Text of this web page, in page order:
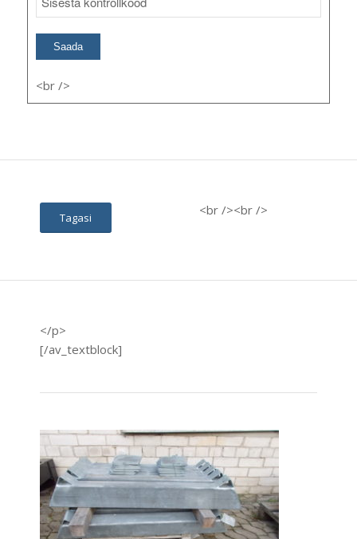
<br />
<br />
Tagasi <br />
</p>
[/av_textblock]